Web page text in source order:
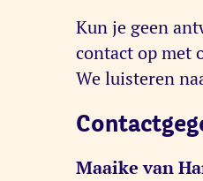
Kun je geen
contact op met
We luisteren
Maaike van